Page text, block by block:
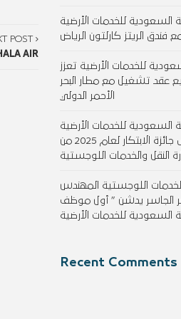
POST
AIR
للخدمات الأرضية
الريتز كارلتون الرياض
للخدمات الأرضية تعزز
عقد تشغيل مع مطار البحر
الأحمر الدولي
السعودية للخدمات الأرضية
بحصولنا على جائزة الابتكار لعام 2025 من
النقل والخدمات اللوجستية
اللوجستية المهندس
الجاسر يدشن ” أول موظف
السعودية للخدمات الأرضية
Recent Comments